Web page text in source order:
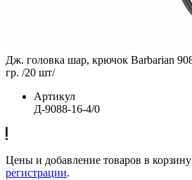
Дж. головка шар, крючок Barbarian
гр. /20 шт/
Артикул
Д-9088-16-4/0
Цены и добавление товаров в
регистрации.